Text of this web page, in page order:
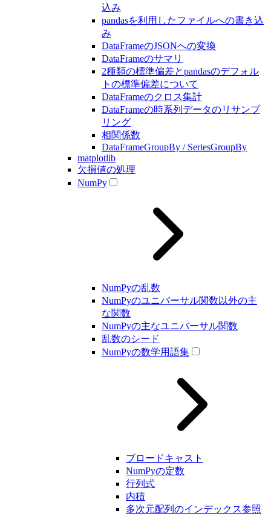
込み
pandasを利用したファイルへの書き込
み
DataFrameのJSONへの変換
DataFrameのサマリ
2種類の標準偏差とpandasのデフォル
トの標準偏差について
DataFrameのクロス集計
DataFrameの時系列データのリサンプ
リング
相関係数
DataFrameGroupBy / SeriesGroupBy
matplotlib
欠損値の処理
NumPy
NumPyの乱数
NumPyのユニバーサル関数以外の主
な関数
NumPyの主なユニバーサル関数
乱数のシード
NumPyの数学用語集
ブロードキャスト
NumPyの定数
行列式
内積
多次元配列のインデックス参照